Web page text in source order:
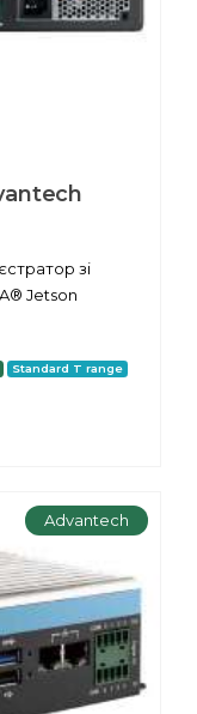
зі
Jetson
Standard T range
Advantech